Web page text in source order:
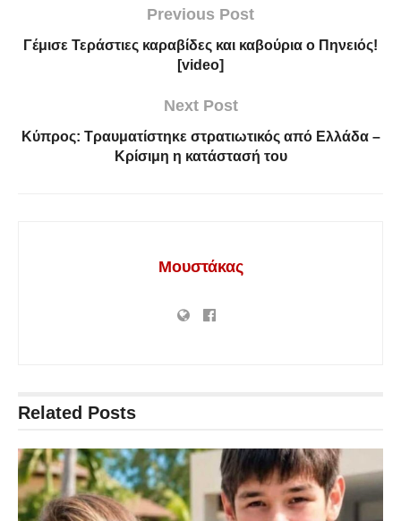
Previous Post
Γέμισε Τεράστιες καραβίδες και καβούρια ο Πηνειός!
[video]
Next Post
Κύπρος: Τραυματίστηκε στρατιωτικός από Ελλάδα –
Κρίσιμη η κατάστασή του
Μουστάκας
Related Posts